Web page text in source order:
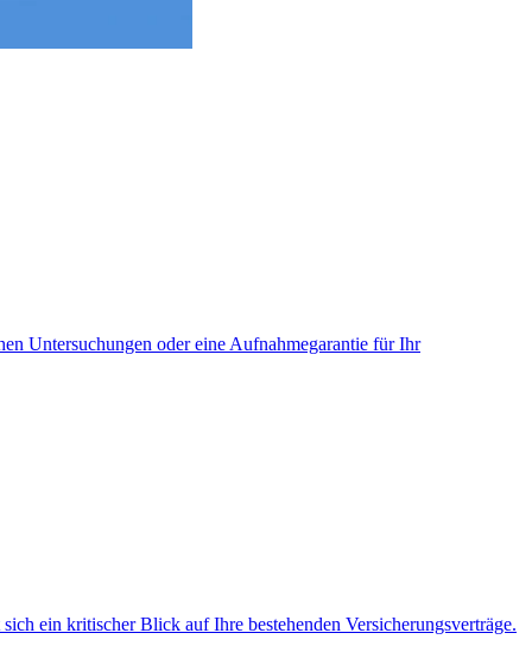
Untersuchungen oder eine Aufnahmegarantie für Ihr
ein kritischer Blick auf Ihre bestehenden Versicherungsverträge.